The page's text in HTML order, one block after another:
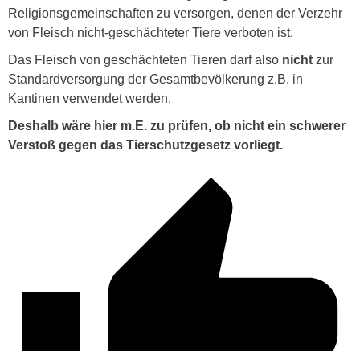
Religionsgemeinschaften zu versorgen, denen der Verzehr
von Fleisch nicht-geschächteter Tiere verboten ist.
Das Fleisch von geschächteten Tieren darf also nicht zur
Standardversorgung der Gesamtbevölkerung z.B. in
Kantinen verwendet werden.
Deshalb wäre hier m.E. zu prüfen, ob nicht ein schwerer
Verstoß gegen das Tierschutzgesetz vorliegt.